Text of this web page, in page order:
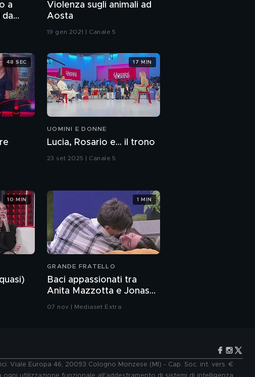
a
da
Violenza sugli animali ad
Aosta
19 gen 2021 | Canale 5
48 SEC
UOMINI E DONNE
Lucia, Rosario e... il trono
23 set 2025 | Canale 5
17 MIN
10 MIN
GRANDE FRATELLO
Baci appassionati tra
Anita Mazzotta e Jonas
07 nov | Mediaset Extra
1 MIN
Viale Europa 46, 20093 Cologno Monzese (MI) - Cap. Soc. int. vers. €